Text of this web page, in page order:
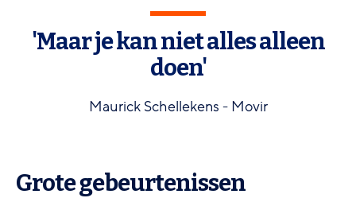
'Maar je kan niet alles alleen
doen'
Maurick Schellekens - Movir
Grote gebeurtenissen